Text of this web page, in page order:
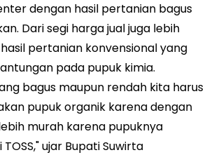
dengan hasil pertanian bagus
Dari segi harga jual juga lebih
pertanian konvensional yang
pada pupuk kimia.
bagus maupun rendah kita harus
pupuk organik karena dengan
murah karena pupuknya
ujar Bupati Suwirta